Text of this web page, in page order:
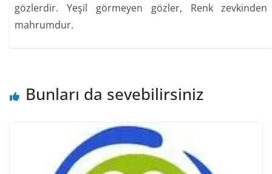
gözlerdir. Yeşil görmeyen gözler, Renk zevkinden
mahrumdur.
Bunları da sevebilirsiniz